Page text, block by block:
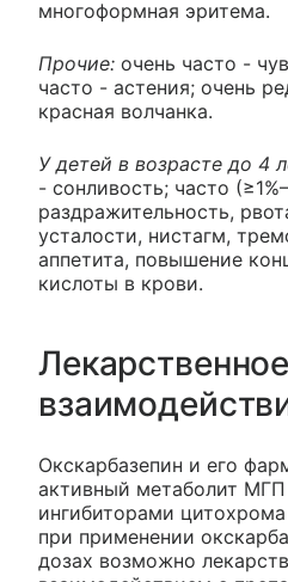
многоформная эритема.
Прочие: очень часто -
часто - астения; очень
красная волчанка.
У детей в возрасте до 4
- сонливость; часто
раздражительность,
усталости, нистагм,
аппетита, повышение
кислоты в крови.
Лекарственное
Окскарбазепин и его
активный метаболит МГП
ингибиторами
при применении
дозах возможно